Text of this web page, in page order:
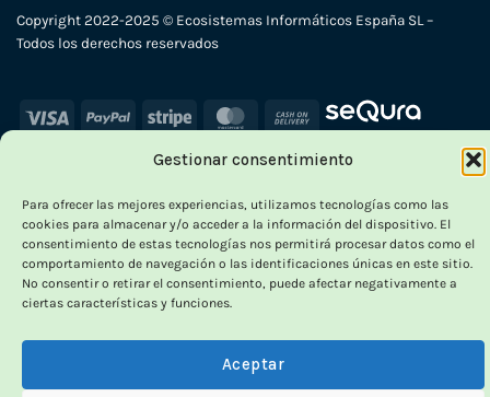
Gestionar consentimiento
Para ofrecer las mejores experiencias, utilizamos tecnologías como las
cookies para almacenar y/o acceder a la información del dispositivo. El
consentimiento de estas tecnologías nos permitirá procesar datos como el
comportamiento de navegación o las identificaciones únicas en este sitio.
No consentir o retirar el consentimiento, puede afectar negativamente a
ciertas características y funciones.
Aceptar
Copyright 2022-2025 © Ecosistemas Informáticos España SL –
Todos los derechos reservados
Visa PayPal Stripe MasterCard
Cash
Delivery
×
OUTLET VORPC
Calidad probada,